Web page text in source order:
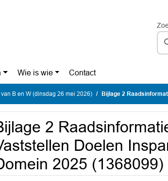
Wie is wie Contact
B en W (dinsdag 26 mei 2026) Bijlage 2 Raadsinformatiebrief 2026-43
2
Doelen
2025 (1368099)